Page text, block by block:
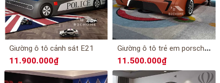
Giường ô tô cảnh sát E21
11.900.000₫
G
iường ô tô trẻ em porsche E20
11.500.000₫